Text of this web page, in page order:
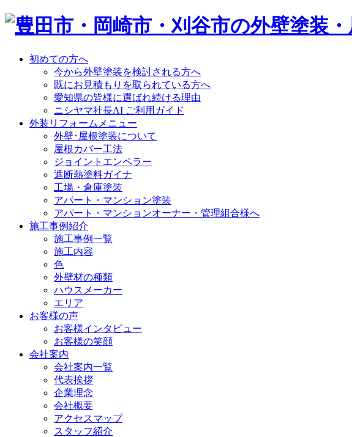
初めての方へ
今から外壁塗装を検討される方へ
既にお見積もりを取られている方へ
愛知県の皆様に選ばれ続ける理由
ニシヤマ社長AI ご利用ガイド
外装リフォームメニュー
外壁･屋根塗装について
屋根カバー工法
ジョイントエンペラー
遮断熱塗料ガイナ
工場・倉庫塗装
アパート・マンション塗装
アパート・マンションオーナー・管理組合様へ
施工事例紹介
施工事例一覧
施工内容
色
外壁材の種類
ハウスメーカー
エリア
お客様の声
お客様インタビュー
お客様の笑顔
会社案内
会社案内一覧
代表挨拶
企業理念
会社概要
アクセスマップ
スタッフ紹介